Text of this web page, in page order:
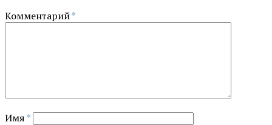
Комментарий*
Имя *